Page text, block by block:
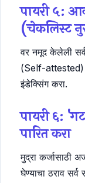
पायरी ५:
(चेकलिस्ट
वर नमूद केलेली
(Self-attested)
इंडेक्सिंग करा.
पायरी ६:
पारित करा
मुद्रा कर्जासाठी
घेण्याचा ठराव सर्व